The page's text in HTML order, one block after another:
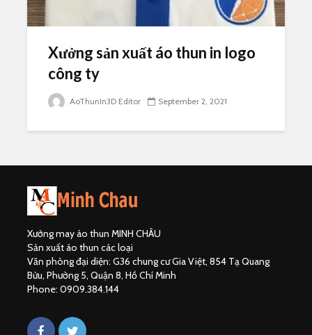
Xưởng sản xuất áo thun in logo
công ty
AoThunIn3D Editor September 2, 2021
Xưởng may áo thun MINH CHÂU
Sản xuất áo thun các loại
Văn phòng đại diện: G36 chung cư Gia Việt, 854 Tạ Quang
Bửu, Phường 5, Quận 8, Hồ Chí Minh
Phone: 0909.384.144